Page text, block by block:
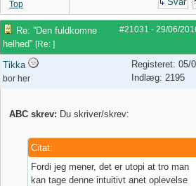
Top
#21031 - 29/06/
Re: ”Den fuldkomne
helhed” [Re: ]
Tikka
bor her
Registeret: 05/
Indlæg: 2195
ABC skrev: Du skriver/skrev:
Citat:
Fordi jeg mener, det er utopi at tro man
kan tage denne intuitivt anet oplevelse